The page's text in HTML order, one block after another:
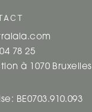
78 25
à 1070 Bruxelles
BE0703.910.093